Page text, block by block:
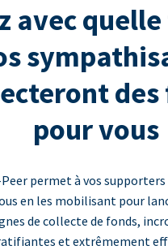
avec
des
pour vous
permet à vos
en les mobilisant pour
de collecte de fonds,
et extrêmement